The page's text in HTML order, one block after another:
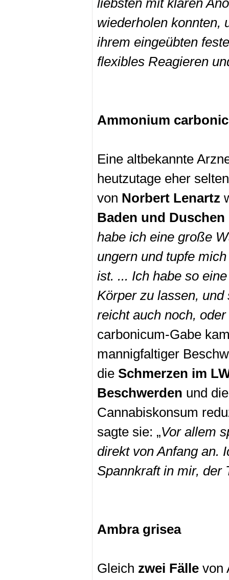
liebsten mit klaren
wiederholen konnten,
ihrem eingeübten
flexibles Reagieren
Ammonium
Eine altbekannte
heutzutage eher
von Norbert Lenartz
Baden und Duschen
habe ich eine große
ungern und tupfe
ist. ... Ich habe so
Körper zu lassen, und
reicht auch noch,
carbonicum-Gabe
mannigfaltiger
die Schmerzen im
Beschwerden und
Cannabiskonsum
sagte sie: „Vor allem
direkt von Anfang an.
Spannkraft in mir, der
Ambra grisea
Gleich zwei Fälle von